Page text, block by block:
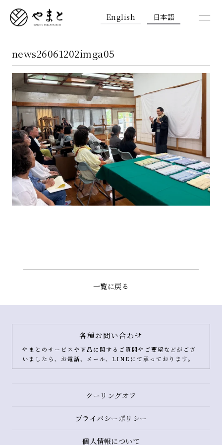
English 日本語
news26061202imga05
一覧に戻る
各種お問い合わせ
やまとのサービスや商品に関するご質問やご要望などがござ
いましたら、お電話、メール、LINEにて承っております。
クーリングオフ
プライバシーポリシー
個人情報について